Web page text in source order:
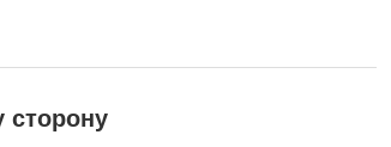
сторону